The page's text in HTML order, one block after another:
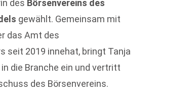
des Börsenvereins des
gewählt. Gemeinsam mit
das Amt des
seit 2019 innehat, bringt Tanja
die Branche ein und vertritt
des Börsenvereins.